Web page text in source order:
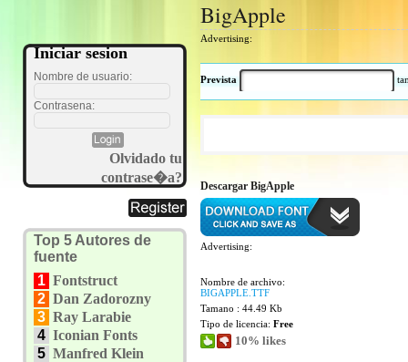
Iniciar sesion
Nombre de usuario:
Contrasena:
Olvidado tu
contrase�a?
Top 5 Autores de
fuente
1 Fontstruct
2 Dan Zadorozny
3 Ray Larabie
4 Iconian Fonts
5 Manfred Klein
BigApple
Advertising:
Prevista
Descargar BigApple
Advertising:
Nombre de archivo:
BIGAPPLE.TTF
Tamano : 44.49 Kb
Tipo de licencia: Free
10% likes